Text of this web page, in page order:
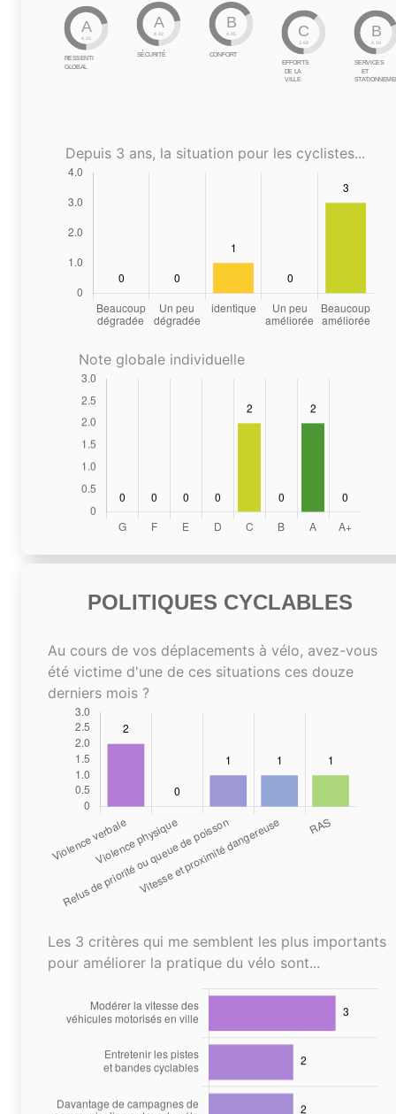
A
4.33
RESSENTI
GLOBAL
A
4.42
SÉCURITÉ
B
4.05
CONFORT
C
3.69
EFFORTS
DE LA
VILLE
B
4.19
SERVICES
ET
Depuis 3 ans, la situation pour les cyclistes...
Note globale individuelle
POLITIQUES CYCLABLES
Au cours de vos déplacements à vélo, avez-vous
été victime d'une de ces situations ces douze
derniers mois ?
Les 3 critères qui me semblent les plus importants
pour améliorer la pratique du vélo sont...